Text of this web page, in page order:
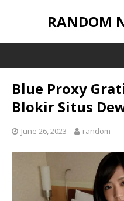
RANDOM
Blue Proxy
Blokir Situs
June 26, 2023 random